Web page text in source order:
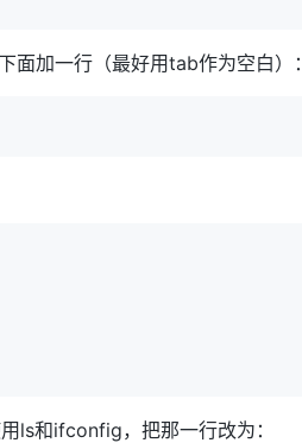
加一行（最好用tab作为空白）：
ls和ifconfig，把那一行改为：